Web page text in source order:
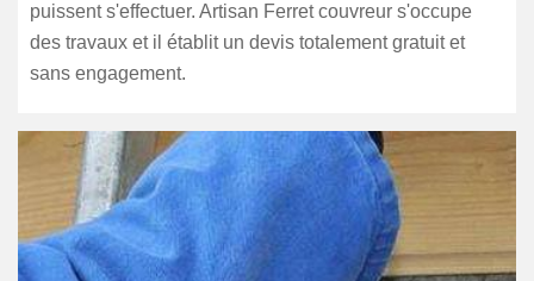
puissent s'effectuer. Artisan Ferret couvreur s'occupe
des travaux et il établit un devis totalement gratuit et
sans engagement.